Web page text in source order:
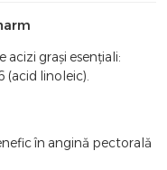
acizi grași esențiali:
(acid linoleic).
în angină pectorală